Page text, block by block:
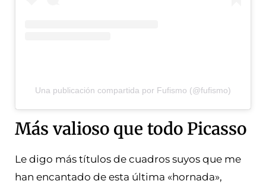
Una publicación compartida por Fufismo (@fufismo)
Más valioso que todo Picasso
Le digo más títulos de cuadros suyos que me
han encantado de esta última «hornada»,